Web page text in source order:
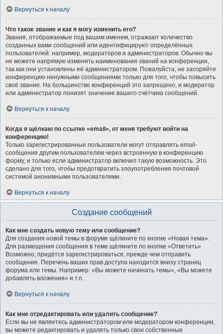
Вернуться к началу
Что такое звание и как я могу изменить его?
Звания, отображаемые под вашим именем, отражают количество
созданных вами сообщений или идентифицируют определённых
пользователей: например, модераторов и администраторов. Обычно вы
не можете напрямую изменять наименования званий на конференции,
так как они установлены её администратором. Пожалуйста, не засоряйте
конференцию ненужными сообщениями только для того, чтобы повысить
своё звание. На большинстве конференций это запрещено, и модератор
или администратор понизят значение вашего счётчика сообщений.
Вернуться к началу
Когда я щёлкаю по ссылке «email», от меня требуют войти на
конференцию!
Только зарегистрированные пользователи могут отправлять email-
сообщения другим пользователям через встроенную в конференцию
форму, и только если администратор включил такую возможность. Это
сделано для того, чтобы предотвратить злоупотребления почтовой
системой анонимными пользователями.
Вернуться к началу
Создание сообщений
Как мне создать новую тему или сообщение?
Для создания новой темы в форуме щёлкните по кнопке «Новая тема».
Для размещения сообщения в теме щёлкните по кнопке «Ответить».
Возможно, придётся зарегистрироваться, прежде чем отправить
сообщение. Перечень ваших прав доступа находится внизу страниц
форума или темы. Например: «Вы можете начинать темы», «Вы можете
добавлять вложения» и т.п.
Вернуться к началу
Как мне отредактировать или удалить сообщение?
Если вы не являетесь администратором или модератором конференции,
вы можете редактировать и удалять только свои собственные